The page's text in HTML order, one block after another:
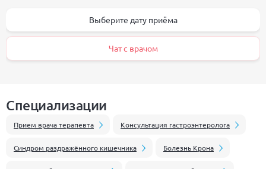
Выберите дату приёма
Чат с врачом
Специализации
Прием врача терапевта Консультация гастроэнтеролога
Синдром раздражённого кишечника Болезнь Крона